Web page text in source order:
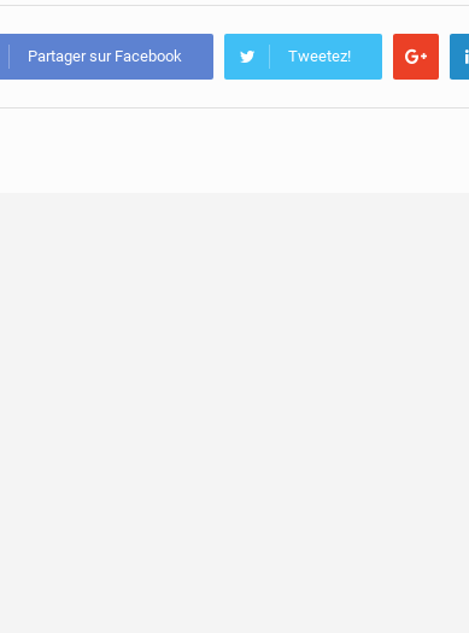
Partager sur Facebook Tweetez!